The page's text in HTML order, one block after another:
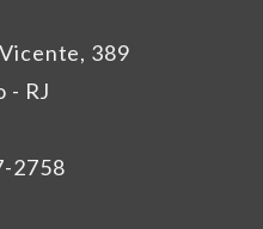
389
- RJ
2758